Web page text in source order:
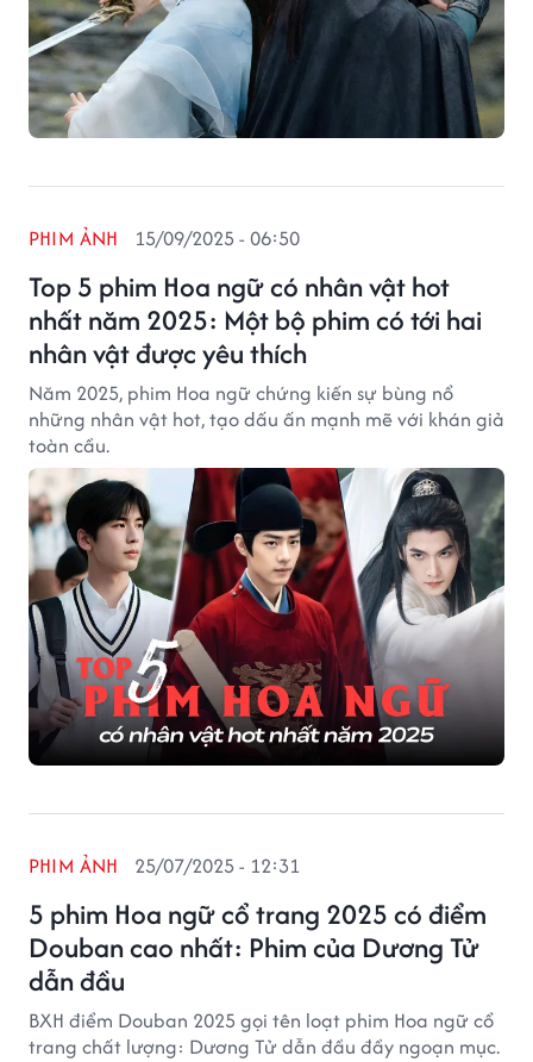
Top 5 phim Hoa ngữ có nhân vật hot
nhất năm 2025: Một bộ phim có tới hai
nhân vật được yêu thích
PHIM ẢNH 15/09/2025 - 06:50
Năm 2025, phim Hoa ngữ chứng kiến sự bùng nổ
những nhân vật hot, tạo dấu ấn mạnh mẽ với khán giả
toàn cầu.
5 phim Hoa ngữ cổ trang 2025 có điểm
Douban cao nhất: Phim của Dương Tử
dẫn đầu
PHIM ẢNH 25/07/2025 - 12:31
BXH điểm Douban 2025 gọi tên loạt phim Hoa ngữ cổ
trang chất lượng: Dương Tử dẫn đầu đầy ngoạn mục.